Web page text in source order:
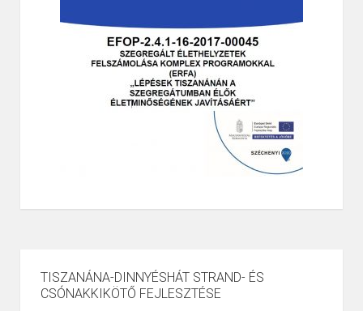
TISZANÁNA-DINNYÉSHÁT STRAND- ÉS
CSÓNAKKIKÖTŐ FEJLESZTÉSE